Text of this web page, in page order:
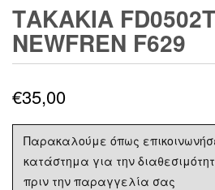
ΤΑΚΑΚΙΑ
NEWFREN F629
€35,00
Παρακαλούμε όπως
κατάστημα για την
πριν την παραγγελία σας